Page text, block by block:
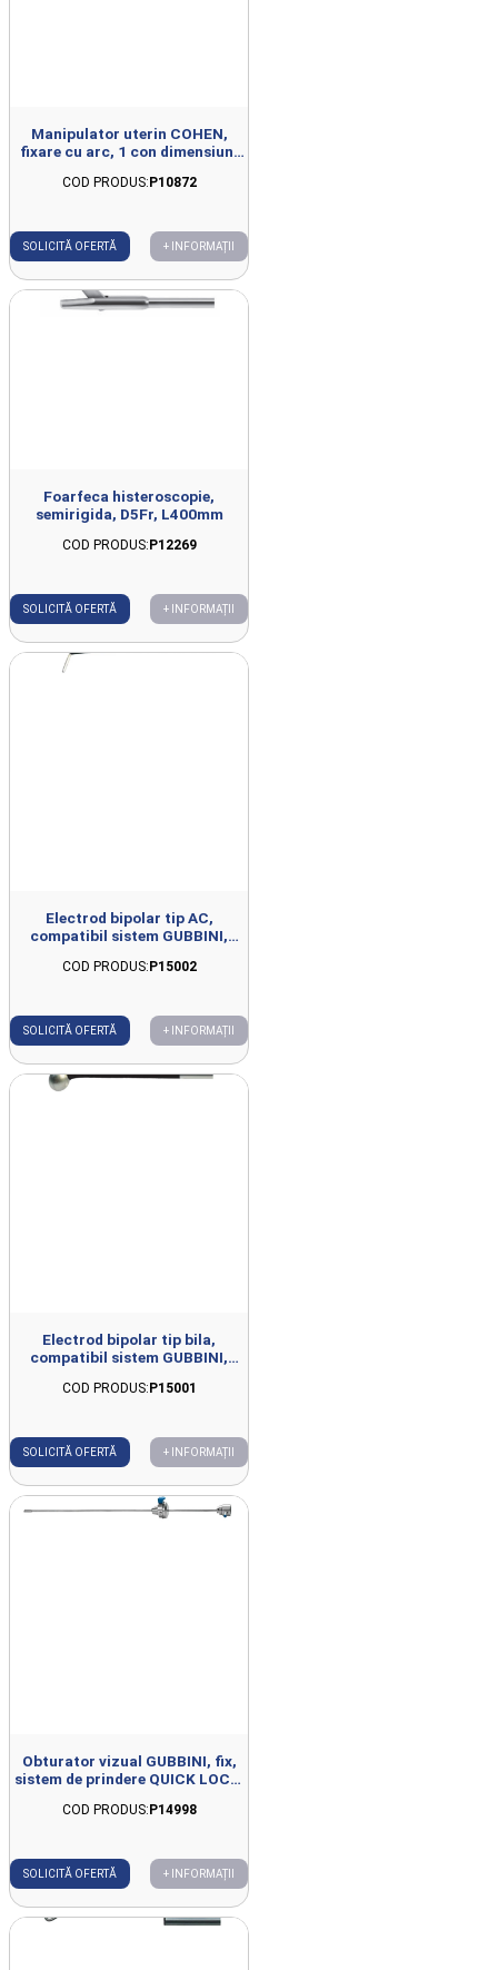
Manipulator uterin COHEN,
fixare cu arc, 1 con dimensiuni
L170mm
COD PRODUS: P10872
SOLICITĂ OFERTĂ + INFORMAȚII
Foarfeca histeroscopie,
semirigida, D5Fr, L400mm
COD PRODUS:P12269
SOLICITĂ OFERTĂ + INFORMAȚII
Electrod bipolar tip AC,
compatibil sistem GUBBINI,
COD PRODUS:P15002
SOLICITĂ OFERTĂ + INFORMAȚII
Electrod bipolar tip bila,
compatibil sistem GUBBINI,
COD PRODUS:P15001
SOLICITĂ OFERTĂ + INFORMAȚII
Obturator vizual GUBBINI, fix,
sistem de prindere QUICK LOCK,
COD PRODUS:P14998
SOLICITĂ OFERTĂ + INFORMAȚII